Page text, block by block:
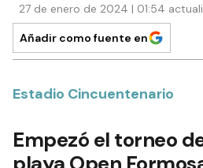
27 de enero de 2024 | 01:54
Añadir como fuente en
Estadio Cincuentenario
Empezó el torneo